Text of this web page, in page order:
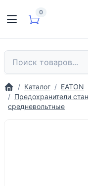
0
Каталог EATON
Предохранители
средневольтные